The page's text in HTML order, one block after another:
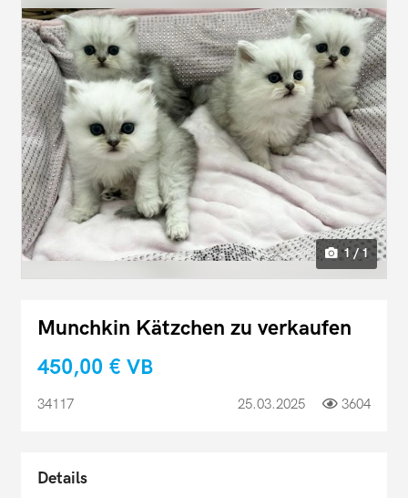
1 / 1
Munchkin Kätzchen zu verkaufen
450,00 € VB
34117 25.03.2025 3604
Details